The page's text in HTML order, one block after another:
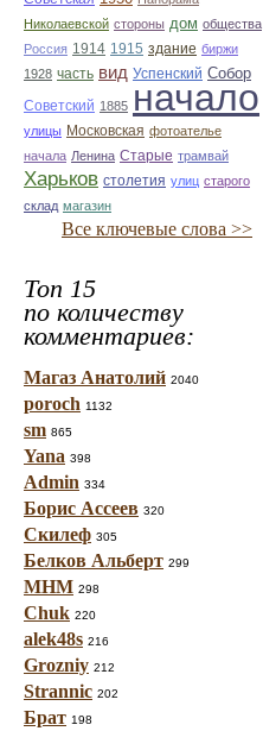
Николаевской стороны дом общества
Россия 1914 1915 здание биржи
1928 часть вид Успенский Собор
Советский 1885 начало
улицы Московская фотоателье
начала Ленина Старые трамвай
Харьков столетия улиц старого
склад магазин
Все ключевые слова >>
Топ 15
по количеству
комментариев:
Магаз Анатолий 2040
poroch 1132
sm 865
Yana 398
Admin 334
Борис Ассеев 320
Скилеф 305
Белков Альберт 299
МНМ 298
Chuk 220
alek48s 216
Grozniy 212
Strannic 202
Брат 198